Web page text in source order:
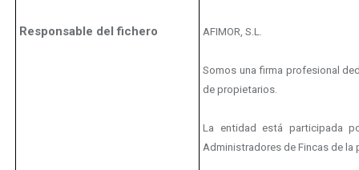
Responsable del fichero AFIMOR, S.L.
Somos una firma profesional
de propietarios.
La entidad está participada
Administradores de Fincas de la